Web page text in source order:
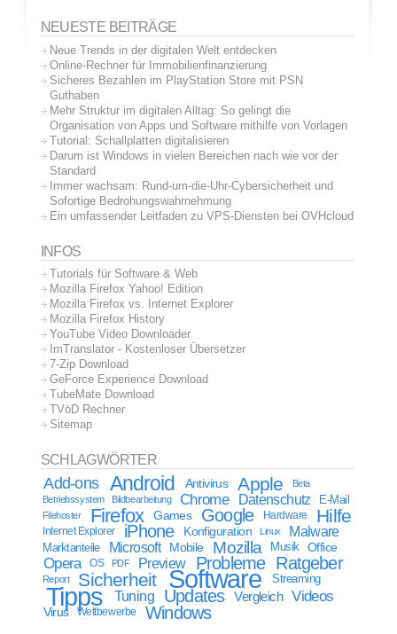
NEUESTE BEITRÄGE
Neue Trends in der digitalen Welt entdecken
Online-Rechner für Immobilienfinanzierung
Sicheres Bezahlen im PlayStation Store mit PSN
Guthaben
Mehr Struktur im digitalen Alltag: So gelingt die
Organisation von Apps und Software mithilfe von Vorlagen
Tutorial: Schallplatten digitalisieren
Darum ist Windows in vielen Bereichen nach wie vor der
Standard
Immer wachsam: Rund-um-die-Uhr-Cybersicherheit und
Sofortige Bedrohungswahrnehmung
Ein umfassender Leitfaden zu VPS-Diensten bei OVHcloud
INFOS
Tutorials für Software & Web
Mozilla Firefox Yahoo! Edition
Mozilla Firefox vs. Internet Explorer
Mozilla Firefox History
YouTube Video Downloader
ImTranslator - Kostenloser Übersetzer
7-Zip Download
GeForce Experience Download
TubeMate Download
TVöD Rechner
Sitemap
SCHLAGWÖRTER
Add-ons Android Antivirus Apple
Beta
Betriebssystem
Bildbearbeitung Chrome Datenschutz E-Mail
Filehoster Firefox Games Google Hardware Hilfe
Internet Explorer iPhone Konfiguration Linux Malware
Marktanteile Microsoft Mobile Mozilla Musik Office
Opera OS PDF Preview Probleme Ratgeber
Report Sicherheit Software Streaming
Tipps Tuning Updates Vergleich Videos
Virus Wettbewerbe Windows